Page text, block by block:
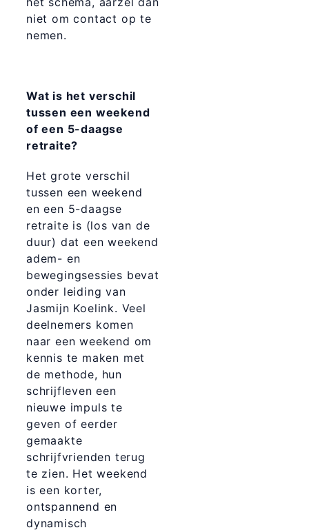
niet om contact op te
nemen.
Wat is het verschil
tussen een weekend
of een 5-daagse
retraite?
Het grote verschil
tussen een weekend
en een 5-daagse
retraite is (los van de
duur) dat een weekend
adem- en
bewegingsessies bevat
onder leiding van
Jasmijn Koelink. Veel
deelnemers komen
naar een weekend om
kennis te maken met
de methode, hun
schrijfleven een
nieuwe impuls te
geven of eerder
gemaakte
schrijfvrienden terug
te zien. Het weekend
is een korter,
ontspannend en
dynamisch